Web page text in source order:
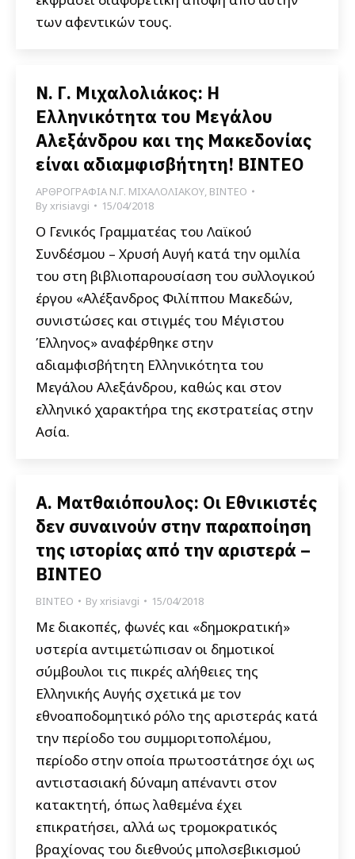
των αφεντικών τους.
Ν. Γ. Μιχαλολιάκος: Η
Ελληνικότητα του Μεγάλου
Αλεξάνδρου και της Μακεδονίας
είναι αδιαμφισβήτητη! BINTEO
ΑΡΘΡΟΓΡΑΦΙΑ Ν.Γ. ΜΙΧΑΛΟΛΙΑΚΟΥ, ΒΙΝΤΕΟ
Byxrisiavgi 15/04/2018
O Γενικός Γραμματέας του Λαϊκού
Συνδέσμου – Χρυσή Αυγή κατά την ομιλία
του στη βιβλιοπαρουσίαση του συλλογικού
έργου «Αλέξανδρος Φιλίππου Μακεδών,
συνιστώσες και στιγμές του Μέγιστου
Έλληνος» αναφέρθηκε στην
αδιαμφισβήτητη Ελληνικότητα του
Μεγάλου Αλεξάνδρου, καθώς και στον
ελληνικό χαρακτήρα της εκστρατείας στην
Ασία.
Α. Ματθαιόπουλος: Οι Εθνικιστές
δεν συναινούν στην παραποίηση
της ιστορίας από την αριστερά –
ΒΙΝΤΕΟ
ΒΙΝΤΕΟ Byxrisiavgi 15/04/2018
Με διακοπές, φωνές και «δημοκρατική»
υστερία αντιμετώπισαν οι δημοτικοί
σύμβουλοι τις πικρές αλήθειες της
Ελληνικής Αυγής σχετικά με τον
εθνοαποδομητικό ρόλο της αριστεράς κατά
την περίοδο του συμμοριτοπολέμου,
περίοδο στην οποία πρωτοστάτησε όχι ως
αντιστασιακή δύναμη απέναντι στον
κατακτητή, όπως λαθεμένα έχει
επικρατήσει, αλλά ως τρομοκρατικός
βραχίονας του διεθνούς μπολσεβικισμού